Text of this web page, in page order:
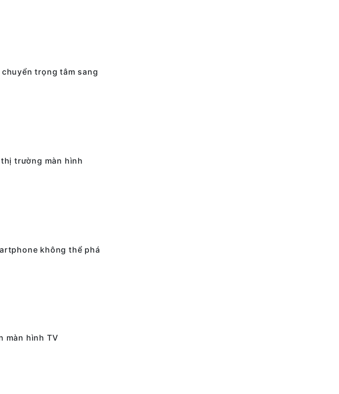
trọng tâm sang
trường màn hình
không thể phá
màn hình TV